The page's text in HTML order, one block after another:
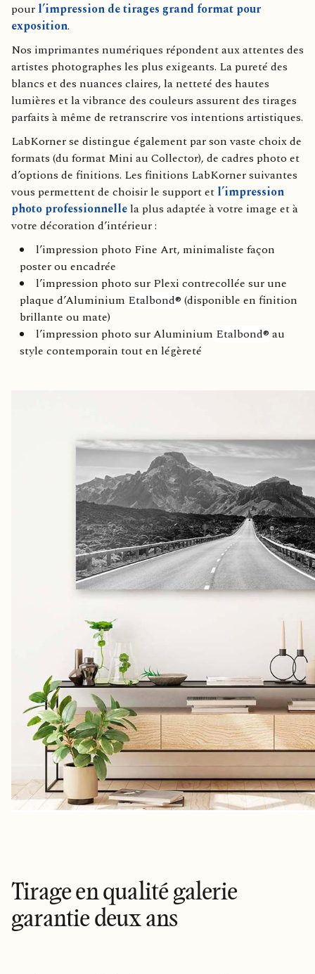
pour l’impression de tirages grand format pour
exposition.
Nos imprimantes numériques répondent aux attentes des
artistes photographes les plus exigeants. La pureté des
blancs et des nuances claires, la netteté des hautes
lumières et la vibrance des couleurs assurent des tirages
parfaits à même de retranscrire vos intentions artistiques.
LabKorner se distingue également par son vaste choix de
formats (du format Mini au Collector), de cadres photo et
d’options de finitions. Les finitions LabKorner suivantes
vous permettent de choisir le support et l’impression
photo professionnellela plus adaptée à votre image et à
votre décoration d’intérieur :
l’impression photo Fine Art, minimaliste façon
poster ou encadrée
l’impression photo sur Plexi contrecollée sur une
plaque d’Aluminium Etalbond® (disponible en finition
brillante ou mate)
l’impression photo sur Aluminium Etalbond® au
style contemporain tout en légèreté
Tirage en qualité galerie
garantie deux ans